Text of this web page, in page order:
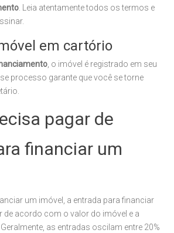
. Leia atentamente todos os termos e
em cartório
, o imóvel é registrado em seu
processo garante que você se torne
pagar de
financiar um
um imóvel, a entrada para financiar
de acordo com o valor do imóvel e a
as entradas oscilam entre 20%